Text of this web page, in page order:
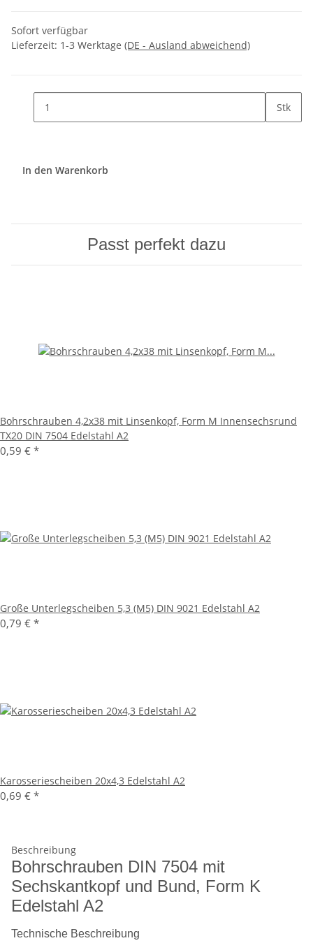
Sofort verfügbar
Lieferzeit: 1-3 Werktage (DE - Ausland abweichend)
Stk
In den Warenkorb
Passt perfekt dazu
Bohrschrauben 4,2x38 mit Linsenkopf, Form M Innensechsrund
TX20 DIN 7504 Edelstahl A2
0,59 € *
Große Unterlegscheiben 5,3 (M5) DIN 9021 Edelstahl A2
0,79 € *
Karosseriescheiben 20x4,3 Edelstahl A2
0,69 € *
Beschreibung
Bohrschrauben DIN 7504 mit
Sechskantkopf und Bund, Form K
Edelstahl A2
Technische Beschreibung